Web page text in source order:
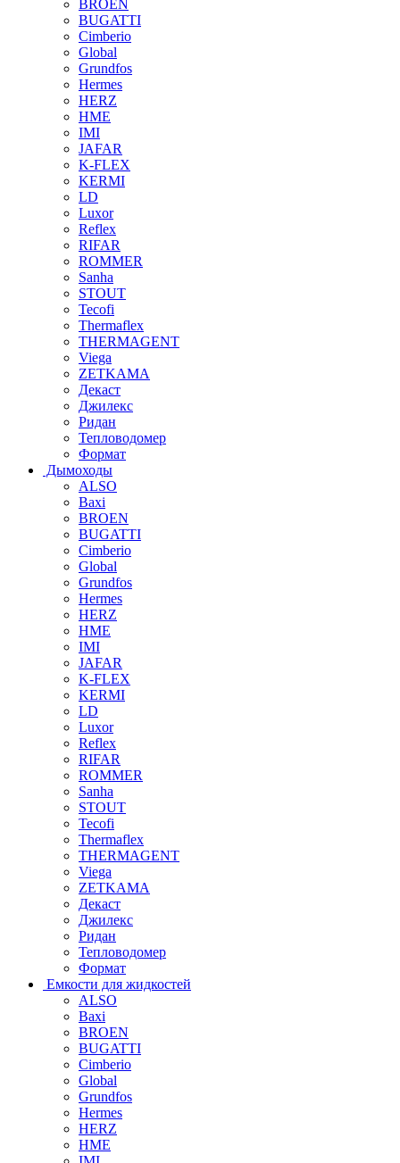
BROEN
BUGATTI
Cimberio
Global
Grundfos
Hermes
HERZ
HME
IMI
JAFAR
K-FLEX
KERMI
LD
Luxor
Reflex
RIFAR
ROMMER
Sanha
STOUT
Tecofi
Thermaflex
THERMAGENT
Viega
ZETKAMA
Декаст
Джилекс
Ридан
Тепловодомер
Формат
Дымоходы
ALSO
Baxi
BROEN
BUGATTI
Cimberio
Global
Grundfos
Hermes
HERZ
HME
IMI
JAFAR
K-FLEX
KERMI
LD
Luxor
Reflex
RIFAR
ROMMER
Sanha
STOUT
Tecofi
Thermaflex
THERMAGENT
Viega
ZETKAMA
Декаст
Джилекс
Ридан
Тепловодомер
Формат
Емкости для жидкостей
ALSO
Baxi
BROEN
BUGATTI
Cimberio
Global
Grundfos
Hermes
HERZ
HME